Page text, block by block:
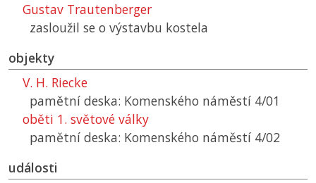
Gustav Trautenberger
zasloužil se o výstavbu kostela
objekty
V. H. Riecke
pamětní deska: Komenského náměstí 4/01
oběti 1. světové války
pamětní deska: Komenského náměstí 4/02
události